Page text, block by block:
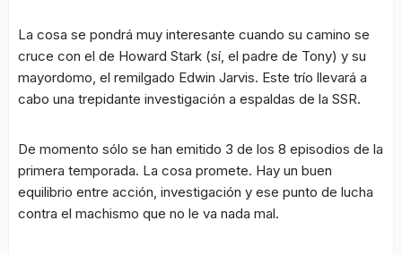
La cosa se pondrá muy interesante cuando su camino se
cruce con el de Howard Stark (sí, el padre de Tony) y su
mayordomo, el remilgado Edwin Jarvis. Este trío llevará a
cabo una trepidante investigación a espaldas de la SSR.
De momento sólo se han emitido 3 de los 8 episodios de la
primera temporada. La cosa promete. Hay un buen
equilibrio entre acción, investigación y ese punto de lucha
contra el machismo que no le va nada mal.